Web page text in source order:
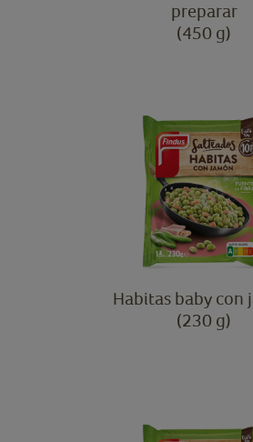
preparar
(450 g)
Habitas baby con
(230 g)